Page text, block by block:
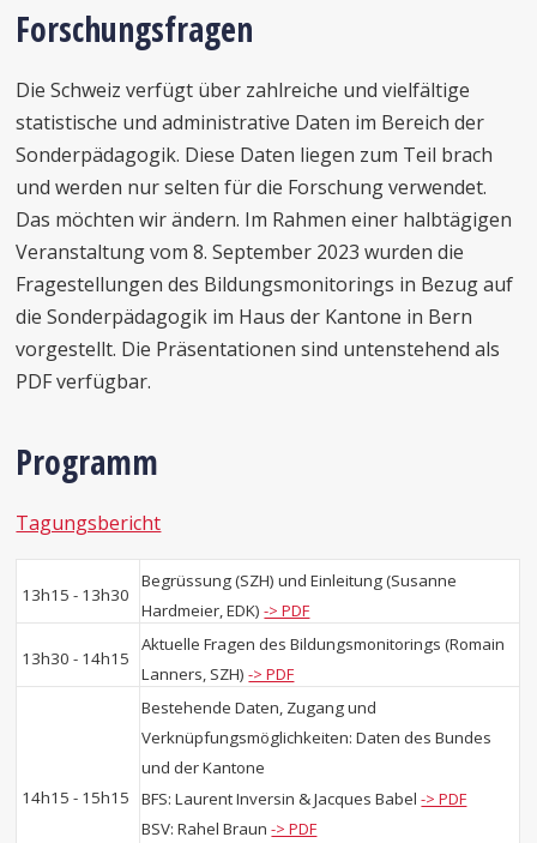
Forschungsfragen
Die Schweiz verfügt über zahlreiche und vielfältige
statistische und administrative Daten im Bereich der
Sonderpädagogik. Diese Daten liegen zum Teil brach
und werden nur selten für die Forschung verwendet.
Das möchten wir ändern. Im Rahmen einer halbtägigen
Veranstaltung vom 8. September 2023 wurden die
Fragestellungen des Bildungsmonitorings in Bezug auf
die Sonderpädagogik im Haus der Kantone in Bern
vorgestellt. Die Präsentationen sind untenstehend als
PDF verfügbar.
Programm
Tagungsbericht
13h15 - 13h30
Begrüssung (SZH) und Einleitung (Susanne
Hardmeier, EDK)-> PDF
13h30 - 14h15
Aktuelle Fragen des Bildungsmonitorings (Romain
Lanners, SZH)-> PDF
14h15 - 15h15
Bestehende Daten, Zugang und
Verknüpfungsmöglichkeiten: Daten des Bundes
und der Kantone
BFS: Laurent Inversin & Jacques Babel-> PDF
BSV: Rahel Braun-> PDF